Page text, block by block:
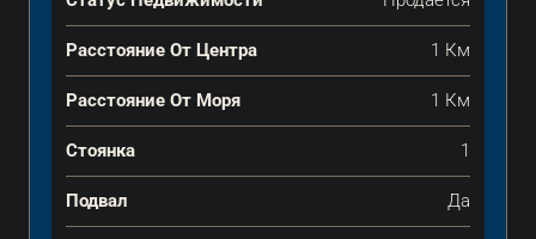
Расстояние От Центра 1 Км
Расстояние От Моря 1 Км
Стоянка 1
Подвал Да